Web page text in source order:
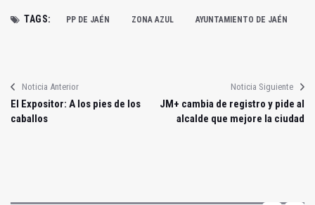
TAGS: PP DE JAÉN ZONA AZUL AYUNTAMIENTO DE JAÉN
Noticia Anterior
El Expositor: A los pies de los
caballos
Noticia Siguiente
JM+ cambia de registro y pide al
alcalde que mejore la ciudad